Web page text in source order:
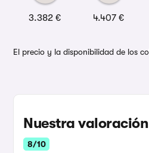
3.382 € 4.407 €
El precio y la disponibilidad de los
Nuestra valoración
8/10